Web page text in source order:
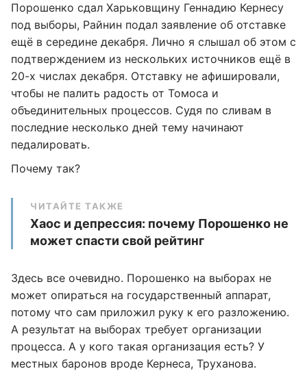
Порошенко сдал Харьковщину Геннадию Кернесу
под выборы, Райнин подал заявление об отставке
ещё в середине декабря. Лично я слышал об этом с
подтверждением из нескольких источников ещё в
20-х числах декабря. Отставку не афишировали,
чтобы не палить радость от Томоса и
объединительных процессов. Судя по сливам в
последние несколько дней тему начинают
педалировать.
Почему так?
ЧИТАЙТЕ ТАКЖЕ
Хаос и депрессия: почему Порошенко не
может спасти свой рейтинг
Здесь все очевидно. Порошенко на выборах не
может опираться на государственный аппарат,
потому что сам приложил руку к его разложению.
А результат на выборах требует организации
процесса. А у кого такая организация есть? У
местных баронов вроде Кернеса, Труханова.